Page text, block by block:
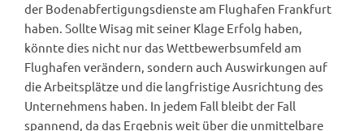
der Bodenabfertigungsdienste am Flughafen Frankfurt
haben. Sollte Wisag mit seiner Klage Erfolg haben,
könnte dies nicht nur das Wettbewerbsumfeld am
Flughafen verändern, sondern auch Auswirkungen auf
die Arbeitsplätze und die langfristige Ausrichtung des
Unternehmens haben. In jedem Fall bleibt der Fall
spannend, da das Ergebnis weit über die unmittelbare